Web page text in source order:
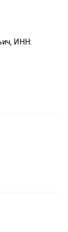
ИНН: